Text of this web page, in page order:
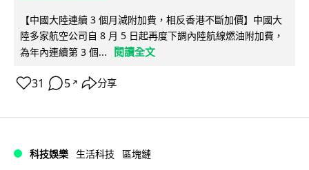
【中國大陸連續 3 個月減附加費，相反香港不斷加價】中國大
陸多家航空公司自 8 月 5 日起再度下調內陸航線燃油附加費，
為年內連續第 3 個...
閱讀全文
31 5 ↗ 分享
科技娛樂 生活科技 區塊鏈